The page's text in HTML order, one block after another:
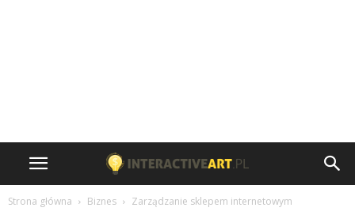
Strona główna Biznes Zarządzanie sklepem internetowym